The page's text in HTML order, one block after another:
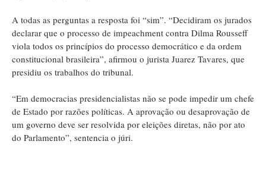
A todas as perguntas a resposta foi “sim”. “Decidiram os jurados
declarar que o processo de impeachment contra Dilma Rousseff
viola todos os princípios do processo democrático e da ordem
constitucional brasileira”, afirmou o jurista Juarez Tavares, que
presidiu os trabalhos do tribunal.
“Em democracias presidencialistas não se pode impedir um chefe
de Estado por razões políticas. A aprovação ou desaprovação de
um governo deve ser resolvida por eleições diretas, não por ato
do Parlamento”, sentencia o júri.